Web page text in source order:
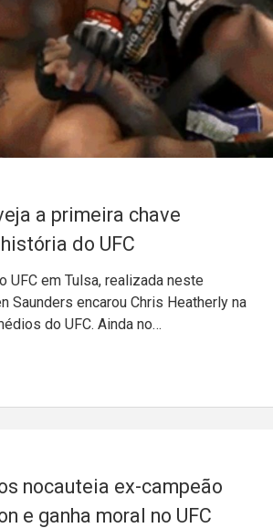
a primeira chave
do UFC
UFC em Tulsa, realizada neste
Saunders encarou Chris Heatherly na
do UFC. Ainda no…
nocauteia ex-campeão
e ganha moral no UFC